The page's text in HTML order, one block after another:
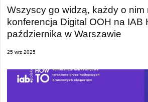
Wszyscy go widzą, każdy o nim
konferencja Digital OOH na IAB
października w Warszawie
25 wrz 2025